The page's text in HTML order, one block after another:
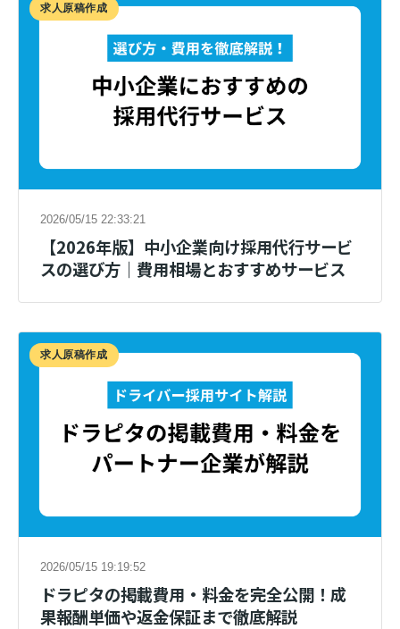
求人原稿作成
2026/05/15 22:33:21
【2026年版】中小企業向け採用代行サービ
スの選び方｜費用相場とおすすめサービス
求人原稿作成
2026/05/15 19:19:52
ドラピタの掲載費用・料金を完全公開！成
果報酬単価や返金保証まで徹底解説